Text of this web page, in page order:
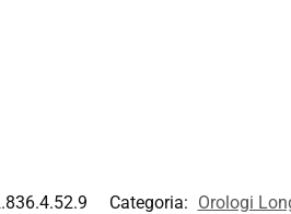
Categoria: Orologi